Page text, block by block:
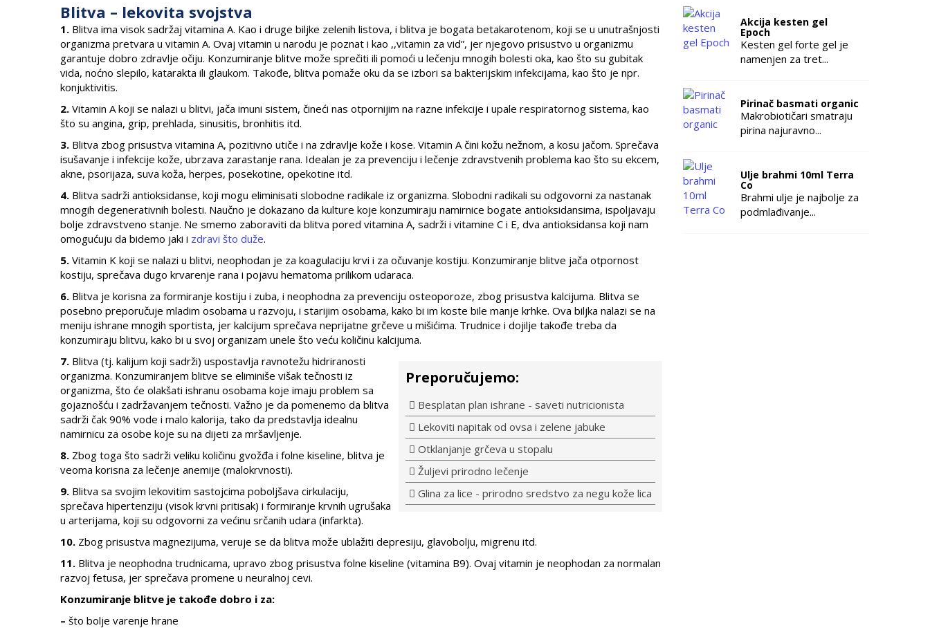
Blitva – lekovita svojstva
1. Blitva ima visok sadržaj vitamina A. Kao i druge biljke zelenih listova, i blitva je bogata betakarotenom, koji se u unutrašnjosti
organizma pretvara u vitamin A. Ovaj vitamin u narodu je poznat i kao ,,vitamin za vid”, jer njegovo prisustvo u organizmu
garantuje dobro zdravlje očiju. Konzumiranje blitve može sprečiti ili pomoći u lečenju mnogih bolesti oka, kao što su gubitak
vida, noćno slepilo, katarakta ili glaukom. Takođe, blitva pomaže oku da se izbori sa bakterijskim infekcijama, kao što je npr.
konjuktivitis.
2. Vitamin A koji se nalazi u blitvi, jača imuni sistem, čineći nas otpornijim na razne infekcije i upale respiratornog sistema, kao
što su angina, grip, prehlada, sinusitis, bronhitis itd.
3. Blitva zbog prisustva vitamina A, pozitivno utiče i na zdravlje kože i kose. Vitamin A čini kožu nežnom, a kosu jačom. Sprečava
isušavanje i infekcije kože, ubrzava zarastanje rana. Idealan je za prevenciju i lečenje zdravstvenih problema kao što su ekcem,
akne, psorijaza, suva koža, herpes, posekotine, opekotine itd.
4. Blitva sadrži antioksidanse, koji mogu eliminisati slobodne radikale iz organizma. Slobodni radikali su odgovorni za nastanak
mnogih degenerativnih bolesti. Naučno je dokazano da kulture koje konzumiraju namirnice bogate antioksidansima, ispoljavaju
bolje zdravstveno stanje. Ne smemo zaboraviti da blitva pored vitamina A, sadrži i vitamine C i E, dva antioksidansa koji nam
omogućuju da bidemo jaki i zdravi što duže.
5. Vitamin K koji se nalazi u blitvi, neophodan je za koagulaciju krvi i za očuvanje kostiju. Konzumiranje blitve jača otpornost
kostiju, sprečava dugo krvarenje rana i pojavu hematoma prilikom udaraca.
6. Blitva je korisna za formiranje kostiju i zuba, i neophodna za prevenciju osteoporoze, zbog prisustva kalcijuma. Blitva se
posebno preporučuje mladim osobama u razvoju, i starijim osobama, kako bi im koste bile manje krhke. Ova biljka nalazi se na
meniju ishrane mnogih sportista, jer kalcijum sprečava neprijatne grčeve u mišićima. Trudnice i dojilje takođe treba da
konzumiraju blitvu, kako bi u svoj organizam unele što veću količinu kalcijuma.
Preporučujemo:
Besplatan plan ishrane - saveti nutricionista
Lekoviti napitak od ovsa i zelene jabuke
Otklanjanje grčeva u stopalu
Žuljevi prirodno lečenje
Glina za lice - prirodno sredstvo za negu kože lica
7. Blitva (tj. kalijum koji sadrži) uspostavlja ravnotežu hidriranosti
organizma. Konzumiranjem blitve se eliminiše višak tečnosti iz
organizma, što će olakšati ishranu osobama koje imaju problem sa
gojaznošću i zadržavanjem tečnosti. Važno je da pomenemo da blitva
sadrži čak 90% vode i malo kalorija, tako da predstavlja idealnu
namirnicu za osobe koje su na dijeti za mršavljenje.
8. Zbog toga što sadrži veliku količinu gvožđa i folne kiseline, blitva je
veoma korisna za lečenje anemije (malokrvnosti).
9. Blitva sa svojim lekovitim sastojcima poboljšava cirkulaciju,
sprečava hipertenziju (visok krvni pritisak) i formiranje krvnih ugrušaka
u arterijama, koji su odgovorni za većinu srčanih udara (infarkta).
10. Zbog prisustva magnezijuma, veruje se da blitva može ublažiti depresiju, glavobolju, migrenu itd.
11. Blitva je neophodna trudnicama, upravo zbog prisustva folne kiseline (vitamina B9). Ovaj vitamin je neophodan za normalan
razvoj fetusa, jer sprečava promene u neuralnoj cevi.
Konzumiranje blitve je takođe dobro i za:
– što bolje varenje hrane
Akcija kesten gel
Epoch
Kesten gel forte gel je
namenjen za tret...
Pirinač basmati organic
Makrobiotičari smatraju
pirina najuravno...
Ulje brahmi 10ml Terra
Co
Brahmi ulje je najbolje za
podmlađivanje...